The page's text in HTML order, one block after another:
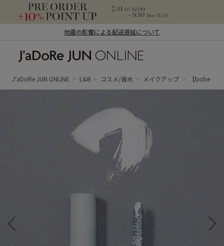
地震の影響による配送遅延について
ン オンライン）
J'aDoRe JUN ONLINE L&B コスメ/香水 メイクアップ 【bobe｜